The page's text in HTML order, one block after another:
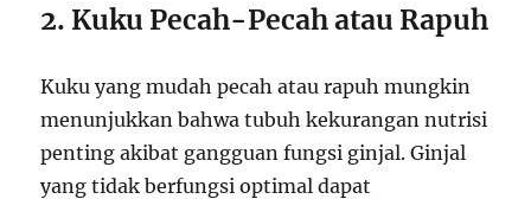
2. Kuku Pecah-Pecah atau Rapuh
Kuku yang mudah pecah atau rapuh mungkin
menunjukkan bahwa tubuh kekurangan nutrisi
penting akibat gangguan fungsi ginjal. Ginjal
yang tidak berfungsi optimal dapat